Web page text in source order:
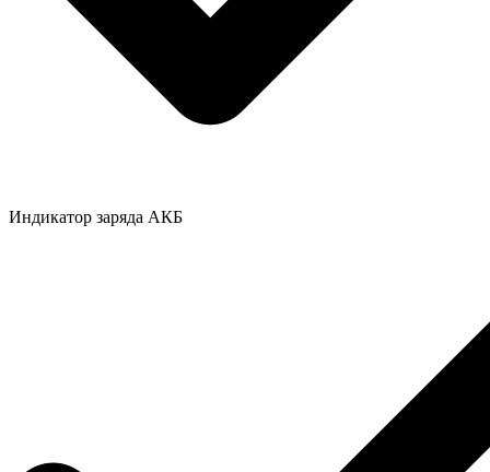
Индикатор заряда АКБ